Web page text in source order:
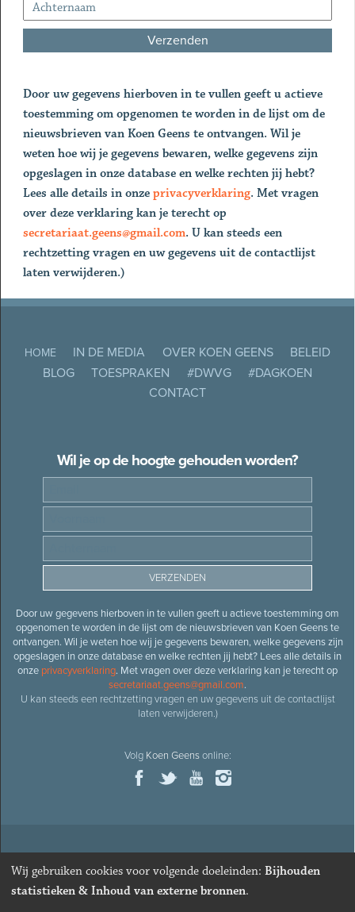
Door uw gegevens hierboven in te vullen geeft u actieve
toestemming om opgenomen te worden in de lijst om de
nieuwsbrieven van Koen Geens te ontvangen. Wil je
weten hoe wij je gegevens bewaren, welke gegevens zijn
opgeslagen in onze database en welke rechten jij hebt?
Lees alle details in onze privacyverklaring. Met vragen
over deze verklaring kan je terecht op
secretariaat.geens@gmail.com. U kan steeds een
rechtzetting vragen en uw gegevens uit de contactlijst
laten verwijderen.)
HOME IN DE MEDIA OVER KOEN GEENS
BELEID
BLOG
TOESPRAKEN #DWVG
#DAGKOEN
CONTACT
Wil je op de hoogte gehouden worden?
Door uw gegevens hierboven in te vullen geeft u actieve toestemming om
opgenomen te worden in de lijst om de nieuwsbrieven van Koen Geens te
ontvangen. Wil je weten hoe wij je gegevens bewaren, welke gegevens zijn
opgeslagen in onze database en welke rechten jij hebt? Lees alle details in
onze privacyverklaring. Met vragen over deze verklaring kan je terecht op
secretariaat.geens@gmail.com.
U kan steeds een rechtzetting vragen en uw gegevens uit de contactlijst
laten verwijderen.)
Volg Koen Geensonline:
© 2026Oud-minister en ere-volksvertegenwoordiger Koen
· Alle rechten voorbehouden · Cookies wijzigen
Webdesign&website ontwikkelingdoor Zenjoy in Leuven
Wij gebruiken cookies voor volgende doeleinden: Bijhouden
statistieken & Inhoud van externe bronnen.